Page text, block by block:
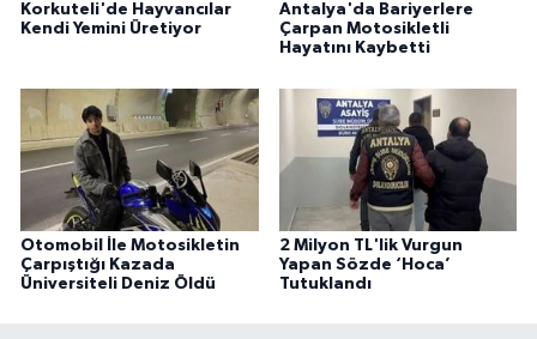
Korkuteli'de Hayvancılar
Kendi Yemini Üretiyor
Antalya'da Bariyerlere
Çarpan Motosikletli
Hayatını Kaybetti
Otomobil İle Motosikletin
Çarpıştığı Kazada
Üniversiteli Deniz Öldü
2 Milyon TL'lik Vurgun
Yapan Sözde ‘Hoca’
Tutuklandı